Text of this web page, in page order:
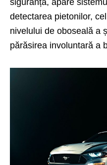
detectarea pietonilor,
nivelului de oboseală a
părăsirea involuntară a